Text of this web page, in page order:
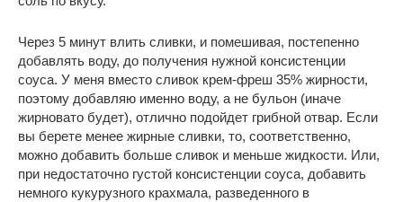
Через 5 минут влить сливки, и помешивая, постепенно
добавлять воду, до получения нужной консистенции
соуса. У меня вместо сливок крем-фреш 35% жирности,
поэтому добавляю именно воду, а не бульон (иначе
жирновато будет), отлично подойдет грибной отвар. Если
вы берете менее жирные сливки, то, соответственно,
можно добавить больше сливок и меньше жидкости. Или,
при недостаточно густой консистенции соуса, добавить
немного кукурузного крахмала, разведенного в